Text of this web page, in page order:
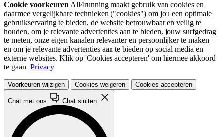
Cookie voorkeuren All4running maakt gebruik van cookies en
daarmee vergelijkbare technieken ("cookies") om jou een optimale
gebruikservaring te bieden, de website betrouwbaar en veilig te
houden, om je relevante advertenties aan te bieden, jouw surfgedrag
te meten, onze eigen kanalen relevanter en persoonlijker te maken
en om je relevante advertenties aan te bieden op social media en
externe websites. Klik op 'Cookies accepteren' om hiermee akkoord
te gaan. Privacy
Voorkeuren wijzigen Cookies weigeren Cookies accepteren
Chat met ons Chat sluiten